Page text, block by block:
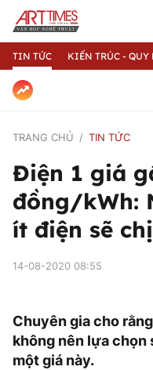
TIN TỨC KIẾN TRÚC - QUY
TRANG CHỦ TIN TỨC
Điện 1 giá
đồng/kWh:
ít điện sẽ
14-08-2020 08:55
Chuyên gia cho
không nên lựa chọn
một giá này.